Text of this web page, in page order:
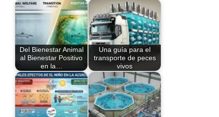
Del Bienestar Animal
al Bienestar Positivo
en la…
Una guía para el
transporte de peces
vivos